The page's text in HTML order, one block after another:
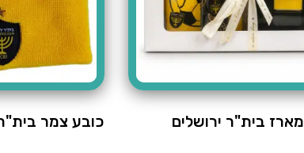
מארז בית"ר ירושלים כובע צמר